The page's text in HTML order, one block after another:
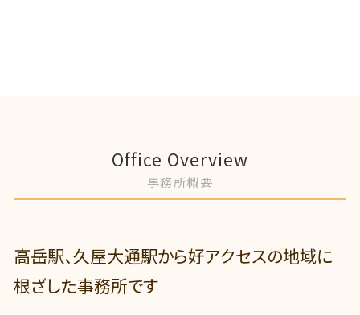
Office Overview
事務所概要
高岳駅、久屋大通駅から好アクセスの地域に
根ざした事務所です